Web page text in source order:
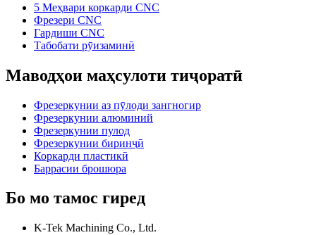
5 Меҳвари коркарди CNC
Фрезери CNC
Гардиши CNC
Табобати рӯизаминӣ
Маводҳои маҳсулоти тиҷоратӣ
Фрезеркунии аз пӯлоди зангногир
Фрезеркунии алюминий
Фрезеркунии пулод
Фрезеркунии биринҷӣ
Коркарди пластикӣ
Баррасии брошюра
Бо мо тамос гиред
K-Tek Machining Co., Ltd.